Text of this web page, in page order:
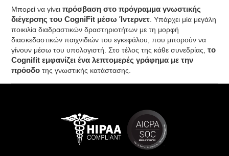
Μπορεί να γίνειπρόσβαση στο πρόγραμμα γνωστικής
διέγερσης του CogniFit μέσω Ίντερνετ . Υπάρχει μία μεγάλη
ποικιλία διαδραστικών δραστηριοτήτων με τη μορφή
διασκεδαστικών παιχνιδιών του εγκεφάλου, που μπορούν να
γίνουν μέσω του υπολογιστή. Στο τέλος της κάθε συνεδρίας,το
Cognifit εμφανίζει ένα λεπτομερές γράφημα με την
πρόοδο της γνωστικής κατάστασης.